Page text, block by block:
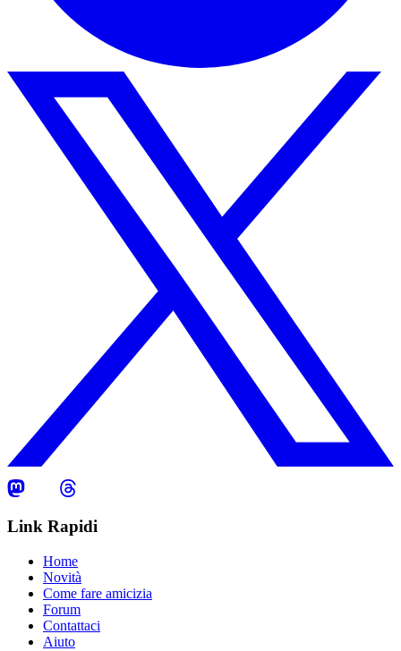
Link Rapidi
Home
Novità
Come fare amicizia
Forum
Contattaci
Aiuto